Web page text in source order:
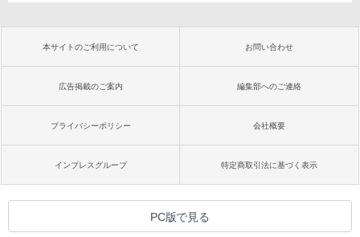
本サイトのご利用について お問い合わせ
広告掲載のご案内 編集部へのご連絡
プライバシーポリシー 会社概要
インプレスグループ 特定商取引法に基づく表示
PC版で見る